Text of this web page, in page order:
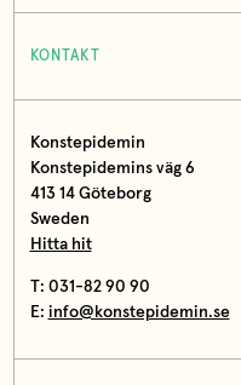
KONTAKT
Konstepidemin
Konstepidemins väg 6
413 14 Göteborg
Sweden
Hitta hit
T: 031-82 90 90
E: info@konstepidemin.se